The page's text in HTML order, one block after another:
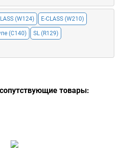
(W124) E-CLASS (W210)
(C140) SL (R129)
товары: